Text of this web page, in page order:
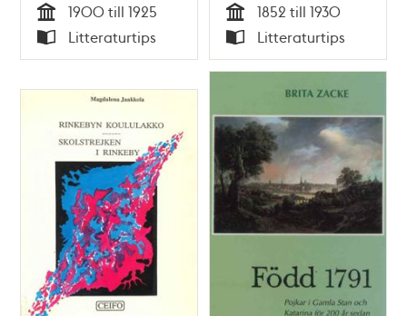
Tid
1900 till 1925
Typ
Litteraturtips Tid
1852 till 1930
Typ
Litteraturtips